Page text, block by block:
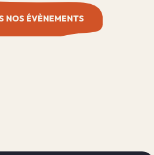
NOS ÉVÈNEMENTS